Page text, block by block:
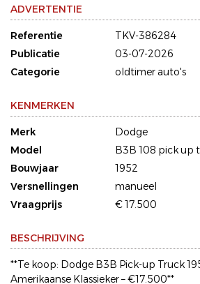
ADVERTENTIE
Referentie
TKV-386284
Publicatie
03-07-2026
Categorie
oldtimer auto's
KENMERKEN
Merk
Dodge
Model
B3B 108 pick up
Bouwjaar
1952
Versnellingen
manueel
Vraagprijs
€ 17.500
BESCHRIJVING
**Te koop: Dodge B3B Pick-up Truck
Amerikaanse Klassieker – €17.500**